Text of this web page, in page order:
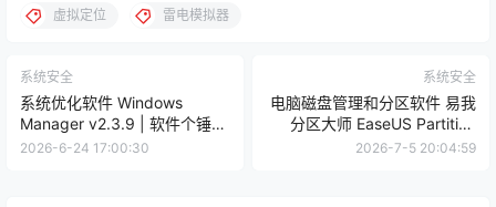
虚拟定位 雷电模拟器
系统安全
系统优化软件 Windows
Manager v2.3.9 | 软件个锤子
| R1183
2026-6-24 17:00:30
系统安全
电脑磁盘管理和分区软件 易我
分区大师 EaseUS Partition
Master
2026-7-5 20:04:59